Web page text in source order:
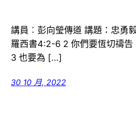
講員︰彭向瑩傳道 講題：忠勇
羅西書4:2-6 2 你們要恆切禱告
3 也要為 […]
30 10 月, 2022